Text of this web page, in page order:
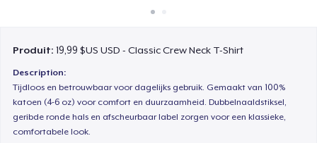
Produit:19,99 $US USD - Classic Crew Neck T-Shirt
Description:
Tijdloos en betrouwbaar voor dagelijks gebruik. Gemaakt van 100%
katoen (4-6 oz) voor comfort en duurzaamheid. Dubbelnaaldstiksel,
geribde ronde hals en afscheurbaar label zorgen voor een klassieke,
comfortabele look.